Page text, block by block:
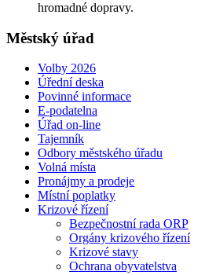
hromadné dopravy.
Městský úřad
Volby 2026
Úřední deska
Povinné informace
E-podatelna
Úřad on-line
Tajemník
Odbory městského úřadu
Volná místa
Pronájmy a prodeje
Místní poplatky
Krizové řízení
Bezpečnostní rada ORP
Orgány krizového řízení
Krizové stavy
Ochrana obyvatelstva